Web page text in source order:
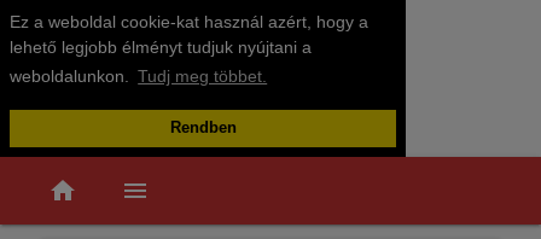
Ez a weboldal cookie-kat használ azért, hogy a
lehető legjobb élményt tudjuk nyújtani a
weboldalunkon.
Tudj meg többet.
Rendben
home menu